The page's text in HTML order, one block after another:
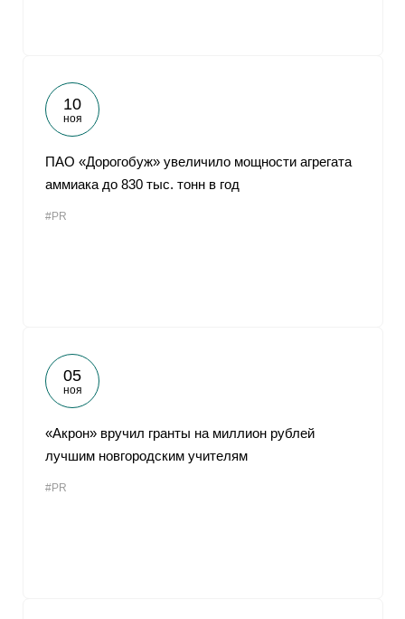
10
ноя
ПАО «Дорогобуж» увеличило мощности агрегата
аммиака до 830 тыс. тонн в год
#PR
05
ноя
«Акрон» вручил гранты на миллион рублей
лучшим новгородским учителям
#PR